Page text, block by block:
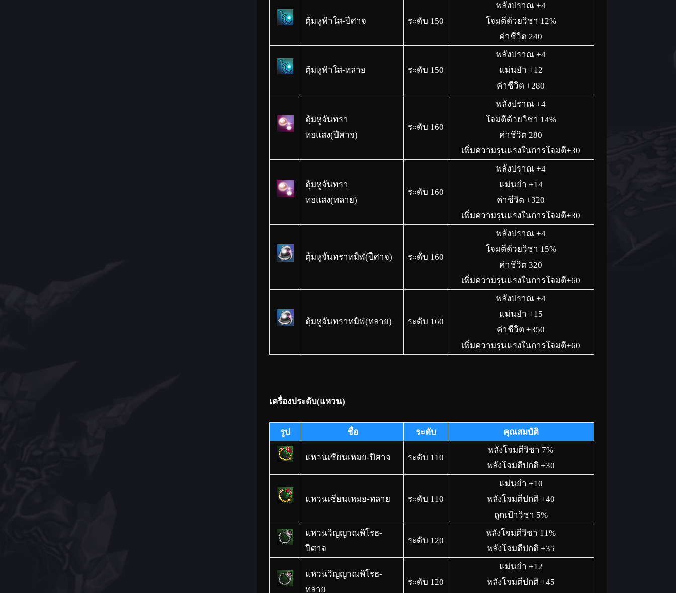
ตุ้มหูฟ้าใส-ปีศาจ ระดับ 150
พลังปราณ +4
โจมตีด้วยวิชา 12%
ค่าชีวิต 240
ตุ้มหูฟ้าใส-ทลาย ระดับ 150
พลังปราณ +4
แม่นยำ +12
ค่าชีวิต +280
ตุ้มหูจันทรา
ทอแสง(ปีศาจ)
ระดับ 160
พลังปราณ +4
โจมตีด้วยวิชา 14%
ค่าชีวิต 280
เพิ่มความรุนแรงในการโจมตี+30
ตุ้มหูจันทรา
ทอแสง(ทลาย)
ระดับ 160
พลังปราณ +4
แม่นยำ +14
ค่าชีวิต +320
เพิ่มความรุนแรงในการโจมตี+30
ตุ้มหูจันทราทมิฬ(ปีศาจ) ระดับ 160
พลังปราณ +4
โจมตีด้วยวิชา 15%
ค่าชีวิต 320
เพิ่มความรุนแรงในการโจมตี+60
ตุ้มหูจันทราทมิฬ(ทลาย) ระดับ 160
พลังปราณ +4
แม่นยำ +15
ค่าชีวิต +350
เพิ่มความรุนแรงในการโจมตี+60
เครื่องประดับ(แหวน)
รูป ชื่อ ระดับ คุณสมบัติ
แหวนเซียนเหมย-ปีศาจ ระดับ 110
พลังโจมตีวิชา 7%
พลังโจมตีปกติ +30
แหวนเซียนเหมย-ทลาย ระดับ 110
แม่นยำ +10
พลังโจมตีปกติ +40
ถูกเป้าวิชา 5%
แหวนวิญญาณพิโรธ-
ปีศาจ
ระดับ 120
พลังโจมตีวิชา 11%
พลังโจมตีปกติ +35
แหวนวิญญาณพิโรธ-
ทลาย
ระดับ 120
แม่นยำ +12
พลังโจมตีปกติ +45